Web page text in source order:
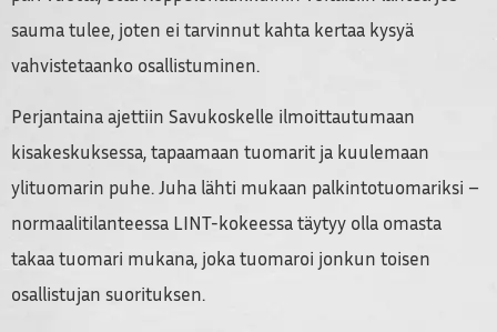
sauma tulee, joten ei tarvinnut kahta kertaa kysyä
vahvistetaanko osallistuminen.
Perjantaina ajettiin Savukoskelle ilmoittautumaan
kisakeskuksessa, tapaamaan tuomarit ja kuulemaan
ylituomarin puhe. Juha lähti mukaan palkintotuomariksi –
normaalitilanteessa LINT-kokeessa täytyy olla omasta
takaa tuomari mukana, joka tuomaroi jonkun toisen
osallistujan suorituksen.